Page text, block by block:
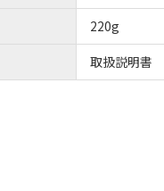
220g
取扱説明書